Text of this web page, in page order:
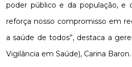
poder público e da população, e
reforça nosso compromisso em
a saúde de todos”, destaca a
Vigilância em Saúde), Carina Baron.